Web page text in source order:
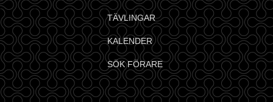
TÄVLINGAR
KALENDER
SÖK FÖRARE